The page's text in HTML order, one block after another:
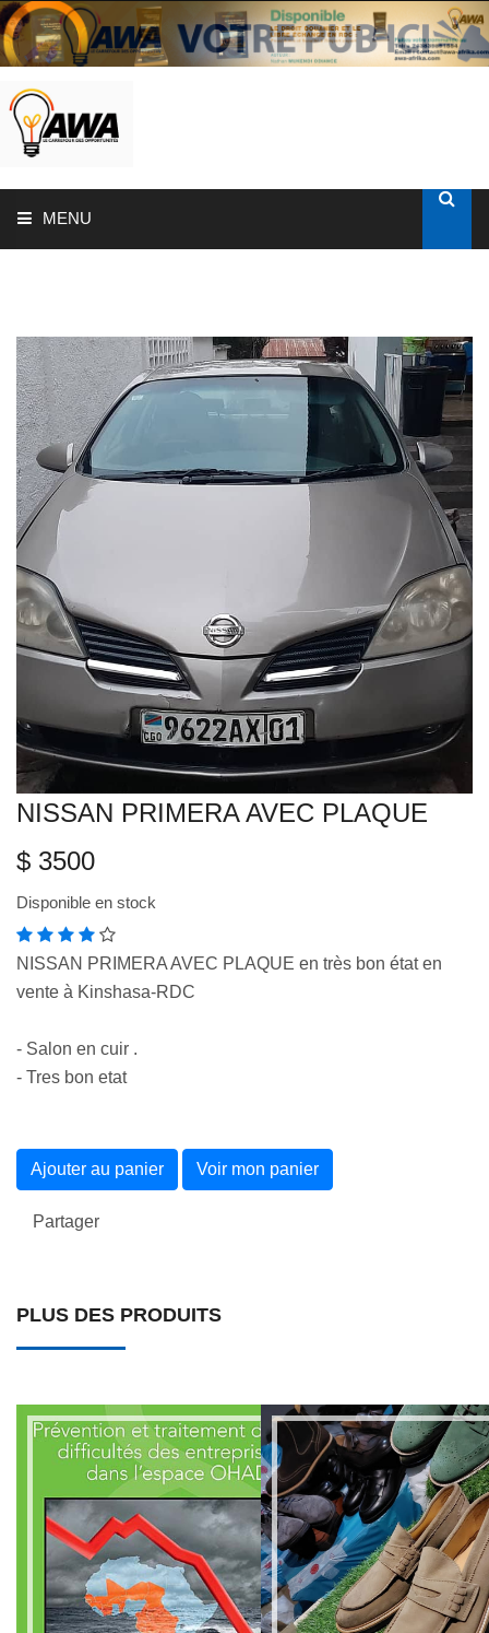
MENU
SOLUTIONS AUX ENTREPRISES
MON COMPTE
AWASHOP
VEILLE JURIDIQUE ET FISCALE
LES ANALYSES
NISSAN PRIMERA AVEC PLAQUE
$ 3500
Disponible en stock
NISSAN PRIMERA AVEC PLAQUE en très bon état en
vente à Kinshasa-RDC
- Salon en cuir .
- Tres bon etat
Ajouter au panier Voir mon panier
Partager
PLUS DES PRODUITS